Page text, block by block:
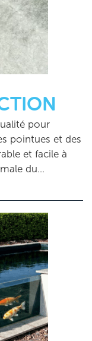
pour
pointues et des
et facile à
du…